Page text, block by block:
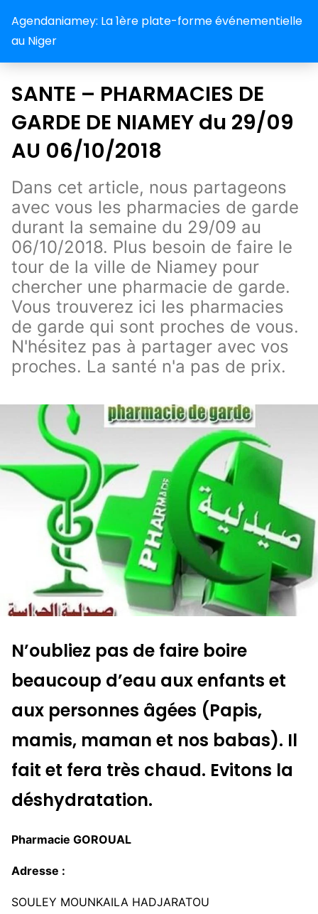
Agendaniamey: La 1ère plate-forme événementielle
au Niger
SANTE – PHARMACIES DE
GARDE DE NIAMEY du 29/09
AU 06/10/2018
Dans cet article, nous partageons
avec vous les pharmacies de garde
durant la semaine du 29/09 au
06/10/2018. Plus besoin de faire le
tour de la ville de Niamey pour
chercher une pharmacie de garde.
Vous trouverez ici les pharmacies
de garde qui sont proches de vous.
N'hésitez pas à partager avec vos
proches. La santé n'a pas de prix.
N’oubliez pas de faire boire
beaucoup d’eau aux enfants et
aux personnes âgées (Papis,
mamis, maman et nos babas). Il
fait et fera très chaud. Evitons la
déshydratation.
Pharmacie GOROUAL
Adresse :
SOULEY MOUNKAILA HADJARATOU